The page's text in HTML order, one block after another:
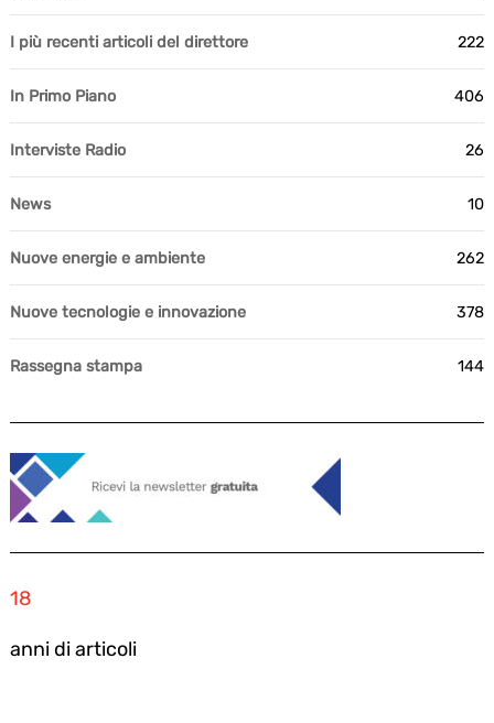
I più recenti articoli del direttore 222
In Primo Piano 406
Interviste Radio 26
News 10
Nuove energie e ambiente 262
Nuove tecnologie e innovazione 378
Rassegna stampa 144
18
anni di articoli